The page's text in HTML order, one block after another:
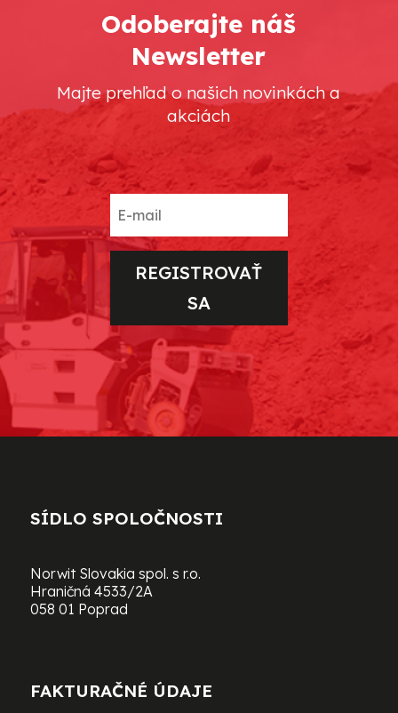
Odoberajte náš
Newsletter
Majte prehľad o našich novinkách a
akciách
REGISTROVAŤ
SA
SÍDLO SPOLOČNOSTI
Norwit Slovakia spol. s r.o.
Hraničná 4533/2A
058 01 Poprad
FAKTURAČNÉ ÚDAJE